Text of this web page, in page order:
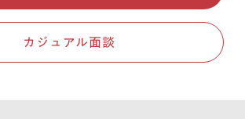
カジュアル面談